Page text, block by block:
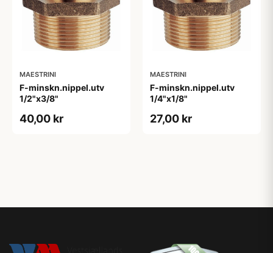
MAESTRINI
F-minskn.nippel.utv
1/2"x3/8"
40,00 kr
MAESTRINI
F-minskn.nippel.utv
1/4"x1/8"
27,00 kr